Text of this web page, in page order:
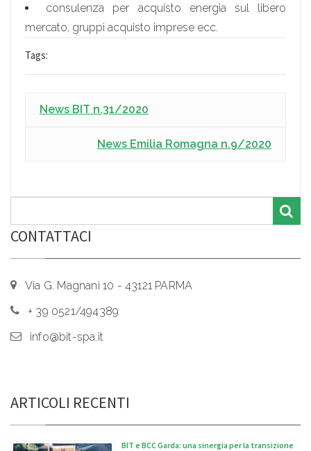
consulenza per acquisto energia sul libero
mercato, gruppi acquisto imprese ecc.
Tags:
News BIT n.31/2020
News Emilia Romagna n.9/2020
CONTATTACI
Via G. Magnani 10 - 43121 PARMA
+ 39 0521/494389
info@bit-spa.it
ARTICOLI RECENTI
BIT e BCC Garda: una sinergia per la transizione